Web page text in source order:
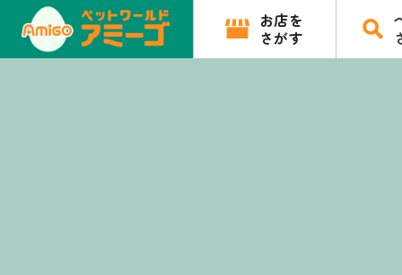
お店を
さがす